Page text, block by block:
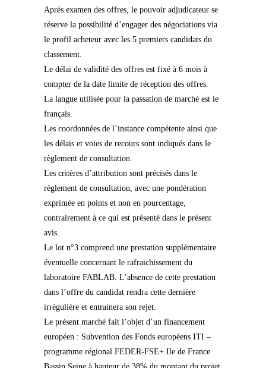
Après examen des offres, le pouvoir adjudicateur se
réserve la possibilité d’engager des négociations via
le profil acheteur avec les 5 premiers candidats du
classement.
Le délai de validité des offres est fixé à 6 mois à
compter de la date limite de réception des offres.
La langue utilisée pour la passation de marché est le
français.
Les coordonnées de l’instance compétente ainsi que
les délais et voies de recours sont indiqués dans le
règlement de consultation.
Les critères d’attribution sont précisés dans le
règlement de consultation, avec une pondération
exprimée en points et non en pourcentage,
contrairement à ce qui est présenté dans le présent
avis.
Le lot n°3 comprend une prestation supplémentaire
éventuelle concernant le rafraichissement du
laboratoire FABLAB. L’absence de cette prestation
dans l’offre du candidat rendra cette dernière
irrégulière et entrainera son rejet.
Le présent marché fait l’objet d’un financement
européen : Subvention des Fonds européens ITI –
programme régional FEDER-FSE+ Ile de France